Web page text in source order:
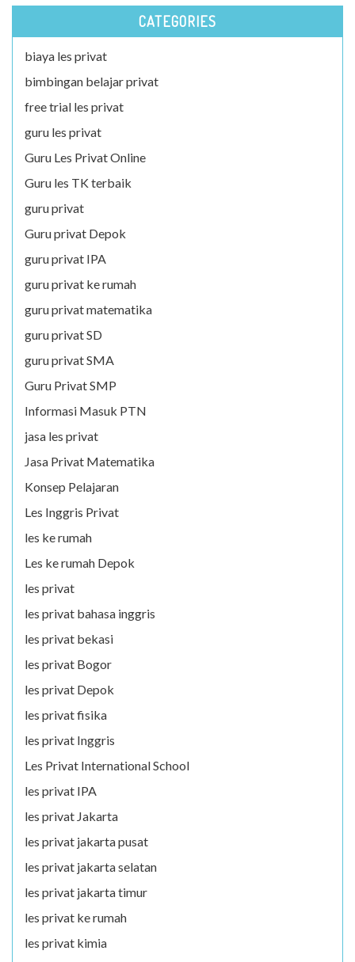
CATEGORIES
biaya les privat
bimbingan belajar privat
free trial les privat
guru les privat
Guru Les Privat Online
Guru les TK terbaik
guru privat
Guru privat Depok
guru privat IPA
guru privat ke rumah
guru privat matematika
guru privat SD
guru privat SMA
Guru Privat SMP
Informasi Masuk PTN
jasa les privat
Jasa Privat Matematika
Konsep Pelajaran
Les Inggris Privat
les ke rumah
Les ke rumah Depok
les privat
les privat bahasa inggris
les privat bekasi
les privat Bogor
les privat Depok
les privat fisika
les privat Inggris
Les Privat International School
les privat IPA
les privat Jakarta
les privat jakarta pusat
les privat jakarta selatan
les privat jakarta timur
les privat ke rumah
les privat kimia